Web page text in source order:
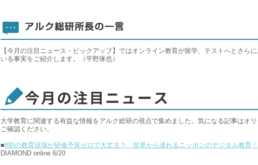
【今月の注目ニュース・ピックアップ】ではオンライン教育が留学、テストへとさら
いる事実をご紹介します。（平野琢也）
大学教育に関連する有益な情報をアルク総研の視点で集めました。気になる記事はオ
ご確認ください。
■8割の教育現場が研修予算ゼロで大丈夫？ 世界から遅れるニッポンのデジタル教育！
DIAMOND online 6/20